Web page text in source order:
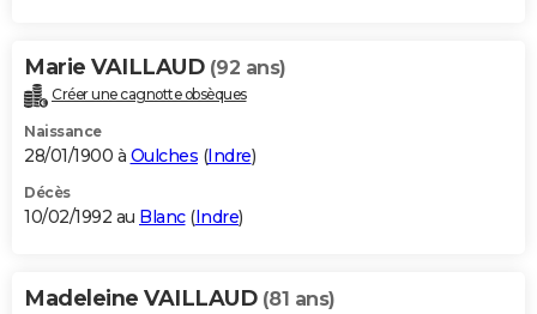
Marie VAILLAUD (92 ans)
Créer une cagnotte obsèques
Naissance
28/01/1900 à Oulches (Indre)
Décès
10/02/1992 au Blanc(Indre)
Madeleine VAILLAUD (81 ans)